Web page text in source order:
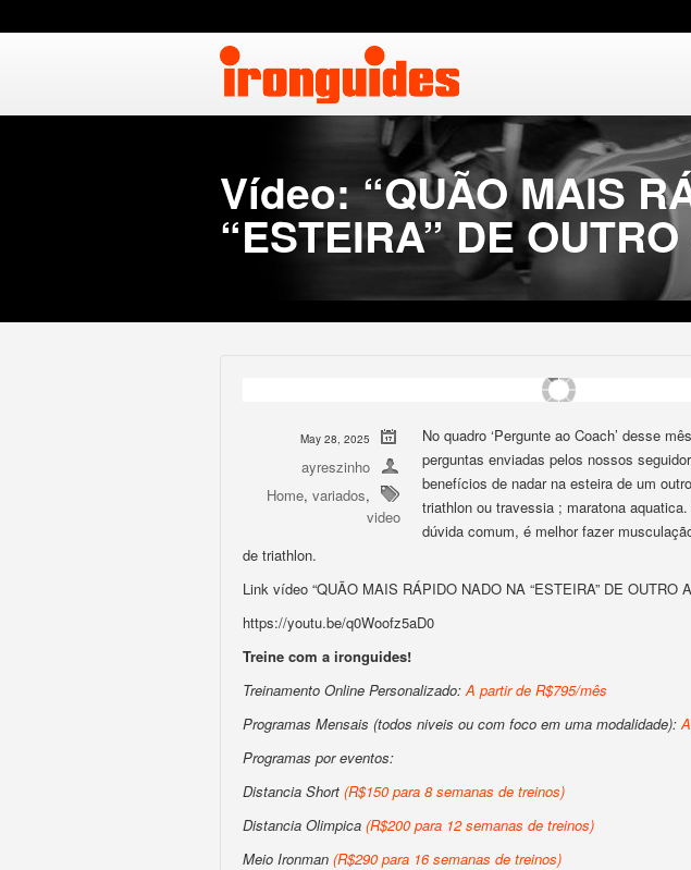
Vídeo: “QUÃO MAIS
“ESTEIRA” DE
May 28, 2025
ayreszinho
Home, variados,
video
No quadro ‘Pergunte ao Coach’ desse
perguntas enviadas pelos nossos
benefícios de nadar na esteira de um
triathlon ou travessia ; maratona
dúvida comum, é melhor fazer
de triathlon.
Link vídeo “QUÃO MAIS RÁPIDO NADO NA “ESTEIRA” DE OUTRO
https://youtu.be/q0Woofz5aD0
Treine com a ironguides!
Treinamento Online Personalizado:A partir de R$795/mês
Programas Mensais (todos niveis ou com foco em uma modalidade):
Programas por eventos:
Distancia Short (R$150 para 8 semanas de treinos)
Distancia Olimpica (R$200 para 12 semanas de treinos)
Meio Ironman (R$290 para 16 semanas de treinos)